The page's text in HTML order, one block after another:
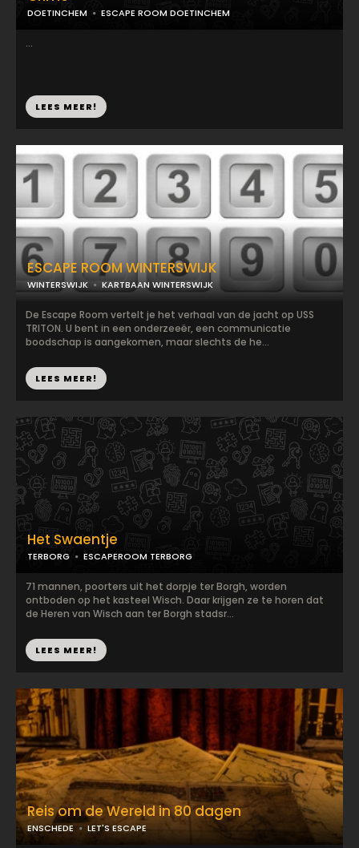
DOETINCHEM ESCAPE ROOM DOETINCHEM
...
LEES MEER!
ESCAPE ROOM WINTERSWIJK
WINTERSWIJK KARTBAAN WINTERSWIJK
De Escape Room vertelt je het verhaal van de jacht op USS
TRITON. U bent in een onderzeeër, een communicatie
boodschap is aangekomen, maar slechts de he...
LEES MEER!
Het Swaentje
TERBORG ESCAPEROOM TERBORG
71 mannen, poorters uit het dorpje ter Borgh, worden
ontboden op het kasteel Wisch. Daar krijgen ze te horen dat
de Heren van Wisch aan ter Borgh stadsr...
LEES MEER!
Reis om de Wereld in 80 dagen
ENSCHEDE LET'S ESCAPE